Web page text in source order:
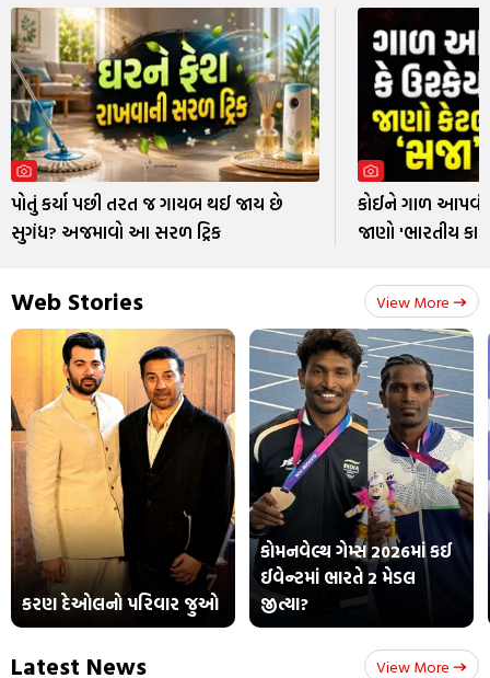
પોતું કર્યા પછી તરત જ ગાયબ થઈ જાય છે
સુગંધ? અજમાવો આ સરળ ટ્રિક
કોઈને ગાળ આપવી
જાણો 'ભારતીય
Web Stories View More
કરણ દેઓલનો પરિવાર જુઓ
કોમનવેલ્થ ગેમ્સ 2026માં કઈ
ઈવેન્ટમાં ભારતે 2 મેડલ
જીત્યા?
Latest News View More